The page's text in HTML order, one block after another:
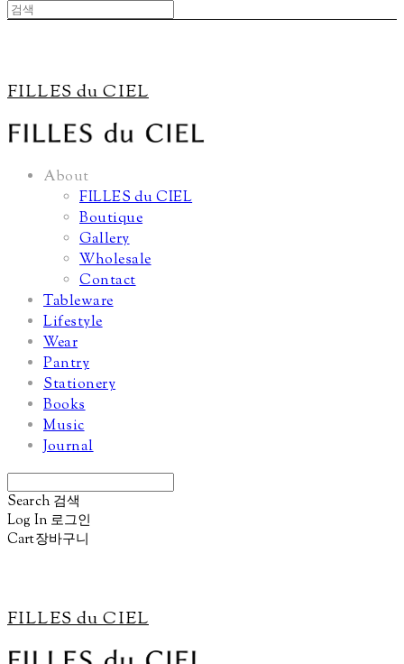
FILLES du CIEL
About
FILLES du CIEL
Boutique
Gallery
Wholesale
Contact
Tableware
Lifestyle
Wear
Pantry
Stationery
Books
Music
Journal
Search 검색
Log In 로그인
Cart장바구니
FILLES du CIEL